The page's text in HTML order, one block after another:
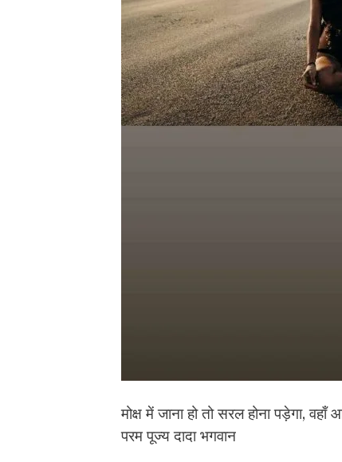
मोक्ष में जाना हो तो सरल होना पड़ेगा,
परम पूज्य दादा भगवान